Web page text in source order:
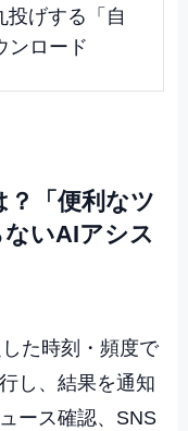
投げする「自
ンロード
「便利なツ
いAIアシス
た時刻・頻度で
し、結果を通知
ース確認、SNS